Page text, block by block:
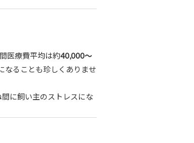
医療費平均は約40,000〜
なることも珍しくありませ
間に飼い主のストレスにな